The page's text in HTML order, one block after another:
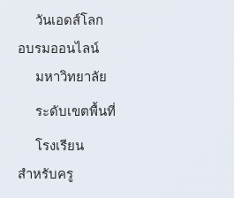
วันเอดส์โลก
อบรมออนไลน์
มหาวิทยาลัย
ระดับเขตพื้นที่
โรงเรียน
สำหรับครู